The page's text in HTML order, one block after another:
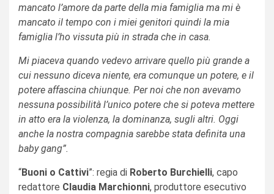
mancato l’amore da parte della mia famiglia ma mi è
mancato il tempo con i miei genitori quindi la mia
famiglia l’ho vissuta più in strada che in casa.
Mi piaceva quando vedevo arrivare quello più grande a
cui nessuno diceva niente, era comunque un potere, e il
potere affascina chiunque. Per noi che non avevamo
nessuna possibilità l’unico potere che si poteva mettere
in atto era la violenza, la dominanza, sugli altri. Oggi
anche la nostra compagnia sarebbe stata definita una
baby gang”.
“Buoni o Cattivi”: regia di Roberto Burchielli, capo
redattore Claudia Marchionni, produttore esecutivo